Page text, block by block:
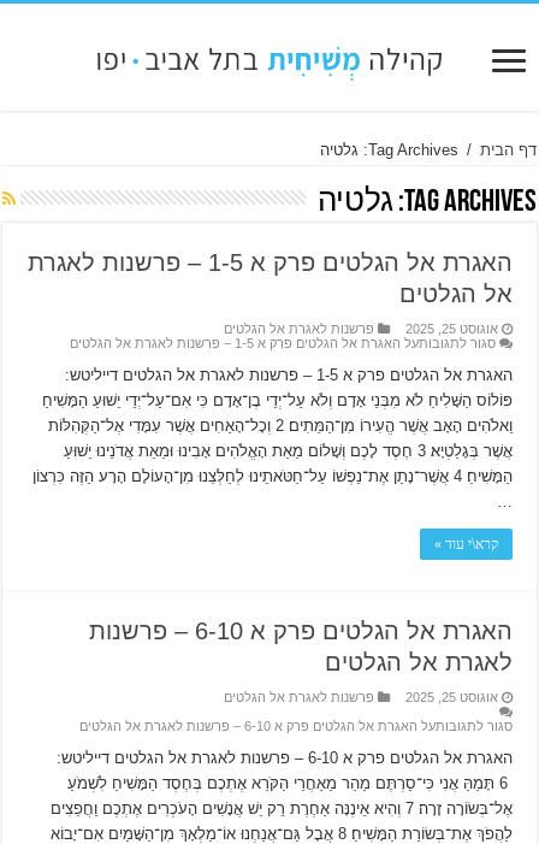
דף הבית / Tag Archives: גלטיה
Tag Archives: גלטיה
האגרת אל הגלטים פרק א 1-5 – פרשנות לאגרת
אל הגלטים
אוגוסט 25, 2025
פרשנות לאגרת אל הגלטים
סגור לתגובותעל האגרת אל הגלטים פרק א 1-5 – פרשנות לאגרת אל הגלטים
האגרת אל הגלטים פרק א 1-5 – פרשנות לאגרת אל הגלטים דייליטש:
פּוֹלוֹס הַשָּׁלִיחַ לֹא מִבְּנֵי אָדָם וְלֹא עַל־יְדֵי בֶן־אָדָם כִּי אִם־עַל־יְדֵי יֵשׁוּעַ הַמָּשִׁיחַ
וֵאלֹהִים הָאָב אֲשֶׁר הֱעִירוֹ מִן־הַמֵּתִים׃ 2 וְכָל־הָאַחִים אֲשֶׁר עִמָּדִי אֶל־הַקְּהִלּוֹת
אֲשֶׁר בְּגָלַטְיָא׃ 3 חֶסֶד לָכֶם וְשָׁלוֹם מֵאֵת הָאֱלֹהִים אָבִינוּ וּמֵאֵת אֲדֹנֵינוּ יֵשׁוּעַ
הַמָּשִׁיחַ׃ 4 אֲשֶׁר־נָתַן אֶת־נַפְשׁוֹ עַל־חַטֹּאתֵינוּ לְחַלְּצֵנוּ מִן־הָעוֹלָם הָרָע הַזֶּה כִּרְצוֹן
…
קרא\י עוד »
האגרת אל הגלטים פרק א 6-10 – פרשנות
לאגרת אל הגלטים
אוגוסט 25, 2025
פרשנות לאגרת אל הגלטים
סגור לתגובותעל האגרת אל הגלטים פרק א 6-10 – פרשנות לאגרת אל הגלטים
האגרת אל הגלטים פרק א 6-10 – פרשנות לאגרת אל הגלטים דייליטש:
6 תָּמֵהַּ אֲנִי כִּי־סַרְתֶּם מַהֵר מֵאַחֲרֵי הַקֹּרֵא אֶתְכֶם בְּחֶסֶד הַמָּשִׁיחַ לִשְׁמֹעַ
אֶל־בְּשׂוֹרָה זָרָה׃ 7 וְהִיא אֵינֶנָּה אַחֶרֶת רַק יֵשׁ אֲנָשִׁים הָעֹכְרִים אֶתְכֶם וַחֲפֵצִים
לַהֲפֹךְ אֶת־בְּשׂוֹרַת הַמָּשִׁיחַ׃ 8 אֲבָל גַּם־אֲנַחְנוּ אוֹ־מַלְאָךְ מִן־הַשָּׁמַיִם אִם־יָבוֹא